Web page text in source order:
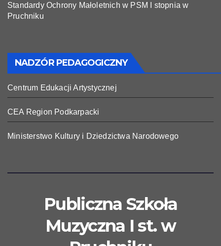
Standardy Ochrony Małoletnich w PSM I stopnia w
Pruchniku
NADZÓR PEDAGOGICZNY
Centrum Edukacji Artystycznej
CEA Region Podkarpacki
Ministerstwo Kultury i Dziedzictwa Narodowego
Publiczna Szkoła
Muzyczna I st. w